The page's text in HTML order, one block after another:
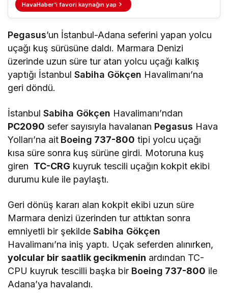
HavaHaber'i favori kaynağın yap
Pegasus’un İstanbul-Adana seferini yapan yolcu
uçağı kuş sürüsüne daldı. Marmara Denizi
üzerinde uzun süre tur atan yolcu uçağı kalkış
yaptığı İstanbulSabiha Gökçen Havalimanı’na
geri döndü.
İstanbulSabiha Gökçen Havalimanı’ndan
PC2090 sefer sayısıyla havalanan Pegasus Hava
Yolları’na ait Boeing 737-800 tipi yolcu uçağı
kısa süre sonra kuş sürüne girdi. Motoruna kuş
giren TC-CRG kuyruk tescili uçağın kokpit ekibi
durumu kule ile paylaştı.
Geri dönüş kararı alan kokpit ekibi uzun süre
Marmara denizi üzerinden tur attıktan sonra
emniyetli bir şekildeSabiha Gökçen
Havalimanı’na iniş yaptı. Uçak seferden alınırken,
yolcular bir saatlik gecikmenin ardından TC-
CPU kuyruk tescilli başka bir Boeing 737-800 ile
Adana’ya havalandı.